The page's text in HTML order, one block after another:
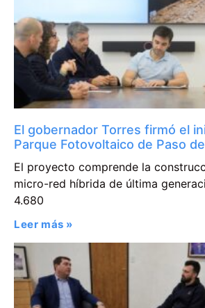
El gobernador Torres firmó el
Parque Fotovoltaico de Paso
El proyecto comprende la
micro-red híbrida de última
4.680
Leer más »